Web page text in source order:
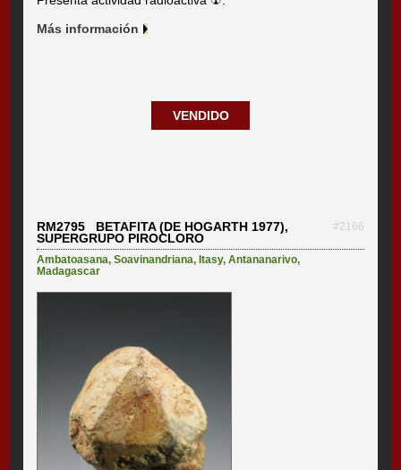
Más información
VENDIDO
RM2795 BETAFITA (DE HOGARTH 1977),
SUPERGRUPO PIROCLORO
#2166
Ambatoasana,Soavinandriana, Itasy,Antananarivo,
Madagascar